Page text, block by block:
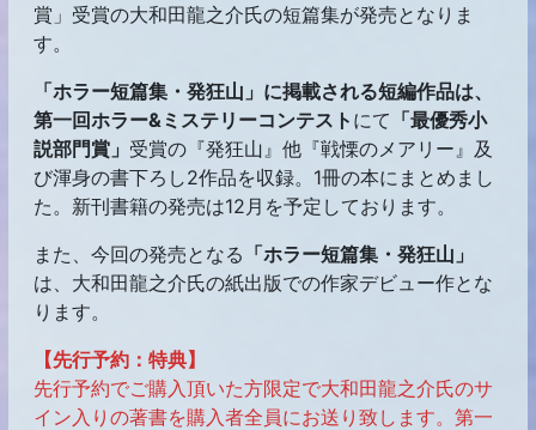
賞」受賞の大和田龍之介氏の短篇集が発売となりま
す。
「ホラー短篇集・発狂山」に掲載される短編作品は、
第一回ホラー&ミステリーコンテスト にて 「最優秀小
説部門賞」 受賞の『発狂山』他『戦慄のメアリー』及
び渾身の書下ろし2作品を収録。1冊の本にまとめまし
た。新刊書籍の発売は12月を予定しております。
また、今回の発売となる 「ホラー短篇集・発狂山」
は、大和田龍之介氏の紙出版での作家デビュー作とな
ります。
【先行予約：特典】
先行予約でご購入頂いた方限定で大和田龍之介氏のサ
イン入りの著書を購入者全員にお送り致します。第一